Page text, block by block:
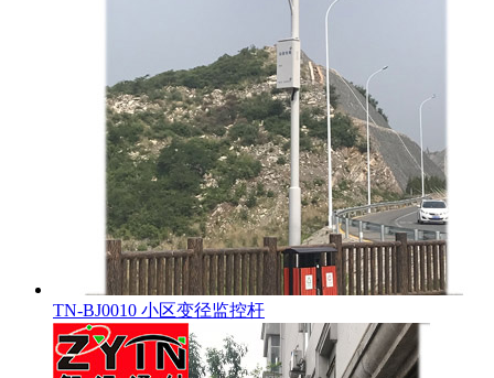
TN-BJ0010 小区变径监控杆